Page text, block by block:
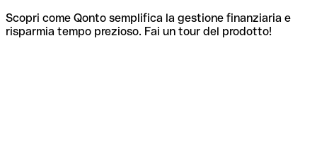
Scopri come Qonto semplifica la gestione finanziaria e
risparmia tempo prezioso. Fai un tour del prodotto!